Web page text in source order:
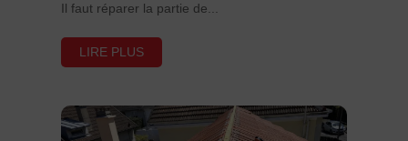
Il faut réparer la partie de...
LIRE PLUS